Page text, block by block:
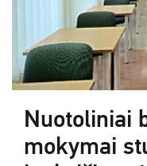
Nuotoliniai
mokymai